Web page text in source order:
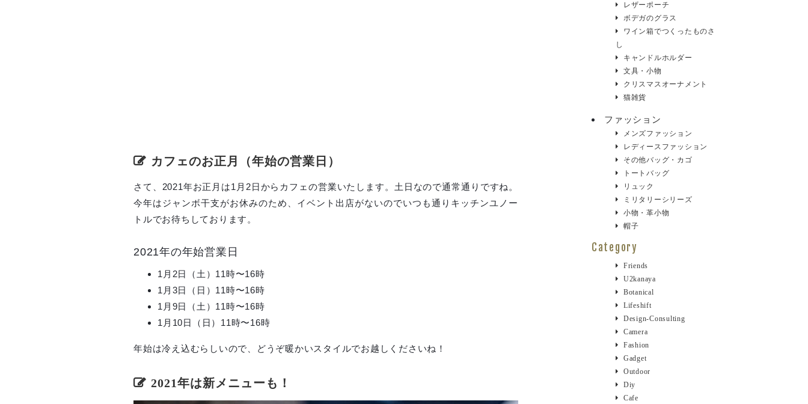
カフェのお正月（年始の営業日）
さて、2021年お正月は1月2日からカフェの営業いたします。土日なので通常通りですね。
今年はジャンボ干支がお休みのため、イベント出店がないのでいつも通りキッチンユノー
トルでお待ちしております。
2021年の年始営業日
1月2日（土）11時〜16時
1月3日（日）11時〜16時
1月9日（土）11時〜16時
1月10日（日）11時〜16時
年始は冷え込むらしいので、どうぞ暖かいスタイルでお越しくださいね！
2021年は新メニューも！
レザーポーチ
ボデガのグラス
ワイン箱でつくったものさ
し
キャンドルホルダー
文具・小物
クリスマスオーナメント
猫雑貨
ファッション
メンズファッション
レディースファッション
その他バッグ・カゴ
トートバッグ
リュック
ミリタリーシリーズ
小物・革小物
帽子
Category
Friends
U2kanaya
Botanical
Lifeshift
Design-Consulting
Camera
Fashion
Gadget
Outdoor
Diy
Cafe